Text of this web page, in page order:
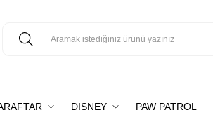
DISNEY PAW PATROL